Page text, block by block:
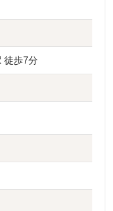
徒歩7分